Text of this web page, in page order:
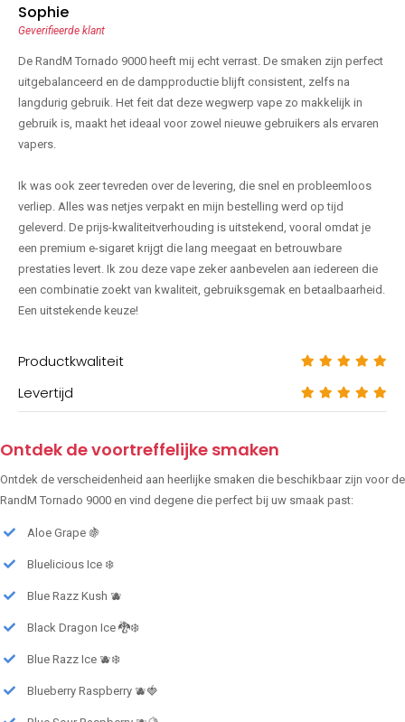
Sophie
Geverifieerde klant
De RandM Tornado 9000 heeft mij echt verrast. De smaken zijn perfect
uitgebalanceerd en de dampproductie blijft consistent, zelfs na
langdurig gebruik. Het feit dat deze wegwerp vape zo makkelijk in
gebruik is, maakt het ideaal voor zowel nieuwe gebruikers als ervaren
vapers.
Ik was ook zeer tevreden over de levering, die snel en probleemloos
verliep. Alles was netjes verpakt en mijn bestelling werd op tijd
geleverd. De prijs-kwaliteitverhouding is uitstekend, vooral omdat je
een premium e-sigaret krijgt die lang meegaat en betrouwbare
prestaties levert. Ik zou deze vape zeker aanbevelen aan iedereen die
een combinatie zoekt van kwaliteit, gebruiksgemak en betaalbaarheid.
Een uitstekende keuze!
Productkwaliteit
Levertijd
Ontdek de voortreffelijke smaken
Ontdek de verscheidenheid aan heerlijke smaken die beschikbaar zijn voor de
RandM Tornado 9000 en vind degene die perfect bij uw smaak past:
Aloe Grape 🍇
Bluelicious Ice ❄️
Blue Razz Kush 🫐
Black Dragon Ice 🐉❄️
Blue Razz Ice 🫐❄️
Blueberry Raspberry 🫐🍓